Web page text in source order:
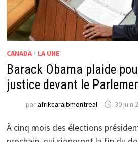
CANADA/ LA UNE
Barack Obama plaide
justice devant le
parafrikcaraibmontreal 30 juin
À cinq mois des élections